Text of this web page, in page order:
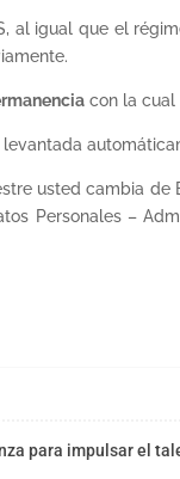
al igual que el
con la cual
usted cambia
Personales –
para impulsar el